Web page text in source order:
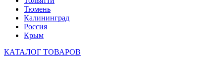
Тюмень
Калининград
Россия
Крым
КАТАЛОГ ТОВАРОВ